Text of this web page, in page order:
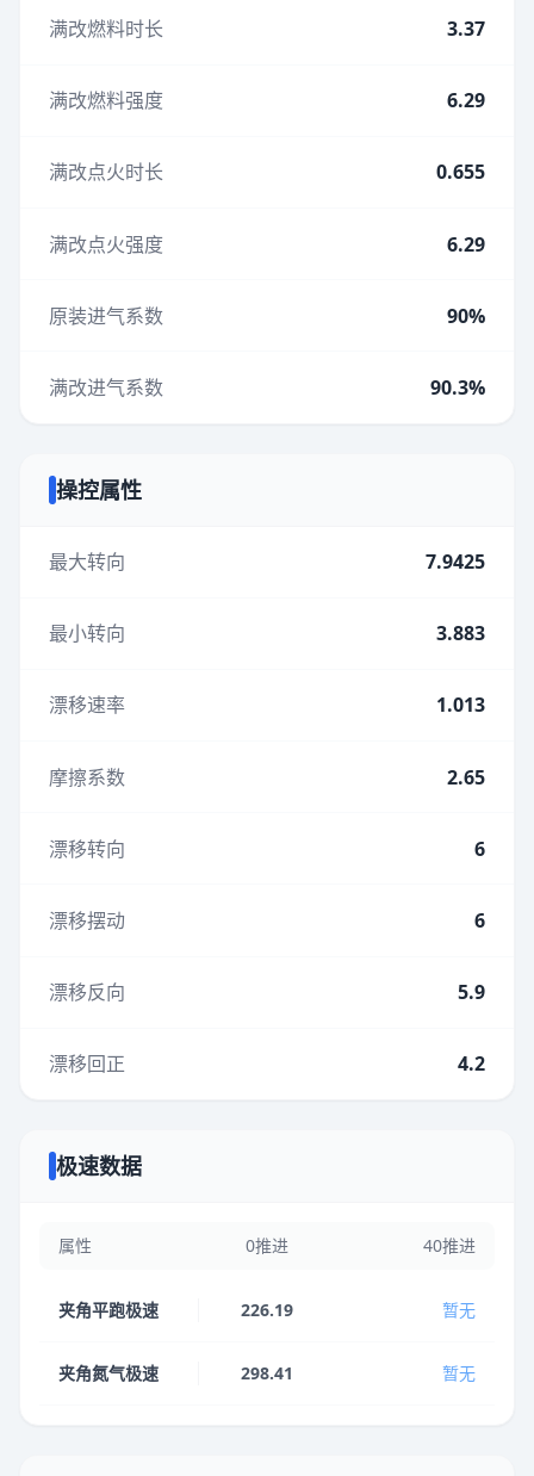
满改燃料时长 3.37
满改燃料强度 6.29
满改点火时长 0.655
满改点火强度 6.29
原装进气系数 90%
满改进气系数 90.3%
操控属性
最大转向 7.9425
最小转向 3.883
漂移速率 1.013
摩擦系数 2.65
漂移转向 6
漂移摆动 6
漂移反向 5.9
漂移回正 4.2
极速数据
属性 0推进 40推进
夹角平跑极速 226.19 暂无
夹角氮气极速 298.41 暂无